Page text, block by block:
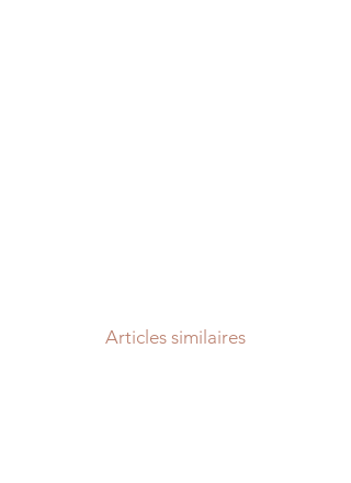
Articles similaires